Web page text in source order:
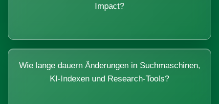
Impact?
Wie lange dauern Änderungen in Suchmaschinen,
KI-Indexen und Research-Tools?